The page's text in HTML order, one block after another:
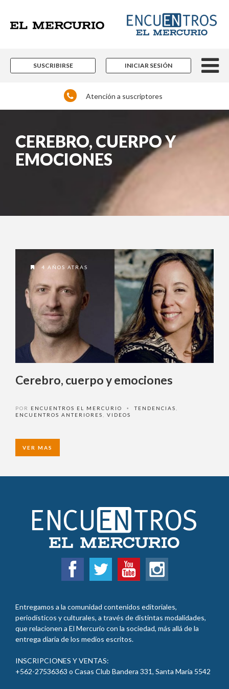
SUSCRIBIRSE INICIAR SESIÓN
Atención a suscriptores
CEREBRO, CUERPO Y
EMOCIONES
4 AÑOS ATRAS
Cerebro, cuerpo y emociones
POR ENCUENTROS EL MERCURIO • TENDENCIAS
ENCUENTROS ANTERIORES
VIDEOS
VER MAS
Entregamos a la comunidad contenidos editoriales,
periodísticos y culturales, a través de distintas modalidades,
que relacionen a El Mercurio con la sociedad, más allá de la
entrega diaria de los medios escritos.
INSCRIPCIONES Y VENTAS:
+562-27536363 o Casas Club Bandera 331, Santa María 5542